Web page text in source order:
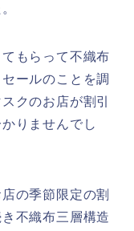
もらって不織布
ールのことを調
クのお店が割引
りませんでし
の季節限定の割
不織布三層構造